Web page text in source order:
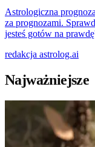
Astrologiczna
za prognozami.
jesteś gotów na
redakcja astrolog.ai
Najważniejsze